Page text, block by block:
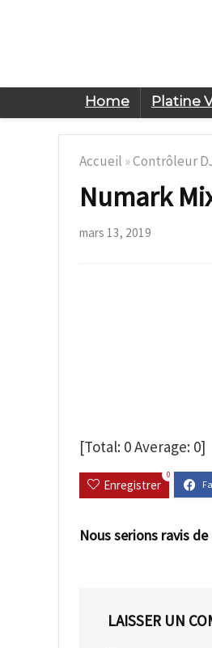
Home Platine
Accueil »Contrôleur
Numark
mars 13, 2019
[Total: 0Average: 0]
Enregistrer
0
Nous serions ravis
LAISSER UN